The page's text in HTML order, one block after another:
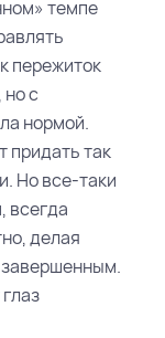
темпе
пережиток
с
нормой.
придать так
Но все-таки
всегда
делая